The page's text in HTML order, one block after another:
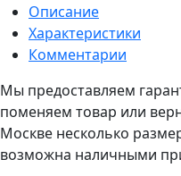
Описание
Характеристики
Комментарии
Мы предоставляем
поменяем товар или
Москве несколько
возможна наличными